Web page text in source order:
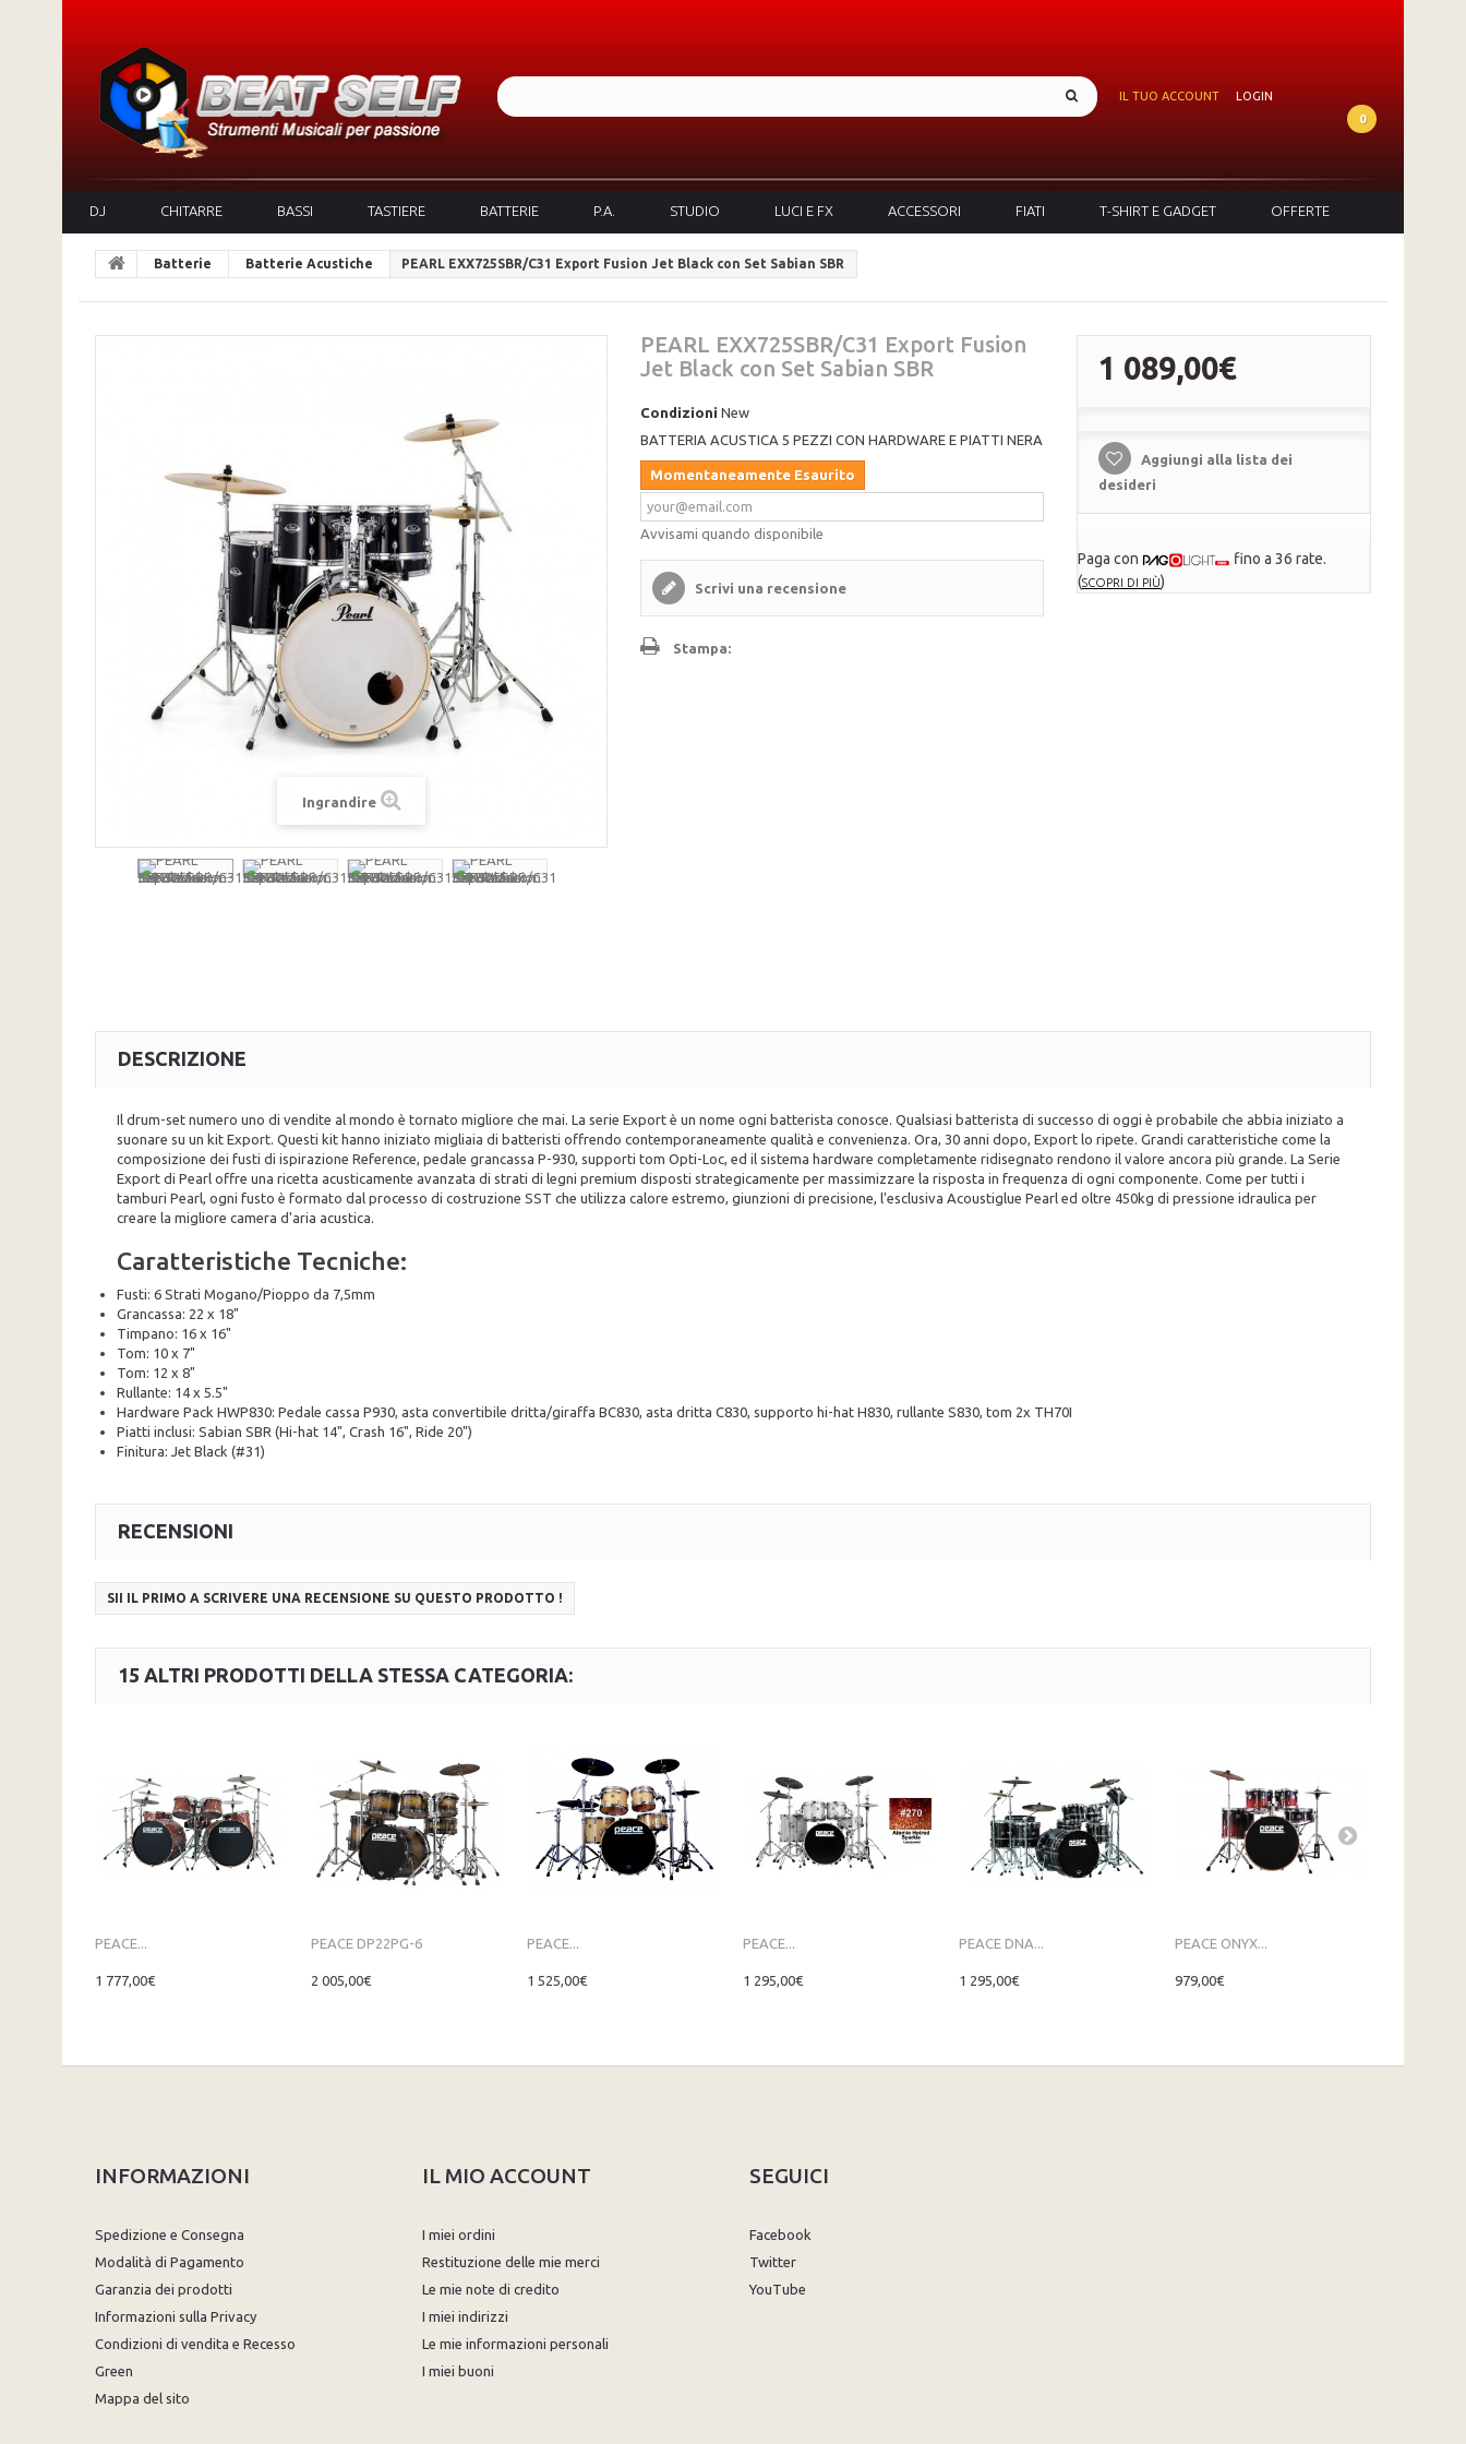
IL TUO ACCOUNT
LOGIN
0
DJ CHITARRE BASSI TASTIERE BATTERIE P.A. STUDIO LUCI E FX ACCESSORI FIATI T-SHIRT E GADGET OFFERTE
Batterie Batterie Acustiche PEARL EXX725SBR/C31 Export Fusion Jet Black con Set Sabian SBR
Ingrandire
PEARL EXX725SBR/C31 Export Fusion
Jet Black con Set Sabian SBR
Condizioni New
BATTERIA ACUSTICA 5 PEZZI CON HARDWARE E PIATTI NERA
Momentaneamente Esaurito
Avvisami quando disponibile
Scrivi una recensione
Stampa:
1 089,00€
Aggiungi alla lista dei
desideri
Paga con
fino a 36 rate.
(SCOPRI DI PIÙ)
DESCRIZIONE
Il drum-set numero uno di vendite al mondo è tornato migliore che mai. La serie Export è un nome ogni batterista conosce. Qualsiasi batterista di successo di oggi è probabile che abbia iniziato a
suonare su un kit Export. Questi kit hanno iniziato migliaia di batteristi offrendo contemporaneamente qualità e convenienza. Ora, 30 anni dopo, Export lo ripete. Grandi caratteristiche come la
composizione dei fusti di ispirazione Reference, pedale grancassa P-930, supporti tom Opti-Loc, ed il sistema hardware completamente ridisegnato rendono il valore ancora più grande. La Serie
Export di Pearl offre una ricetta acusticamente avanzata di strati di legni premium disposti strategicamente per massimizzare la risposta in frequenza di ogni componente. Come per tutti i
tamburi Pearl, ogni fusto è formato dal processo di costruzione SST che utilizza calore estremo, giunzioni di precisione, l'esclusiva Acoustiglue Pearl ed oltre 450kg di pressione idraulica per
creare la migliore camera d'aria acustica.
Caratteristiche Tecniche:
Fusti: 6 Strati Mogano/Pioppo da 7,5mm
Grancassa: 22 x 18"
Timpano: 16 x 16"
Tom: 10 x 7"
Tom: 12 x 8"
Rullante: 14 x 5.5"
Hardware Pack HWP830: Pedale cassa P930, asta convertibile dritta/giraffa BC830, asta dritta C830, supporto hi-hat H830, rullante S830, tom 2x TH70I
Piatti inclusi: Sabian SBR (Hi-hat 14", Crash 16", Ride 20")
Finitura: Jet Black (#31)
RECENSIONI
SII IL PRIMO A SCRIVERE UNA RECENSIONE SU QUESTO PRODOTTO !
15 ALTRI PRODOTTI DELLA STESSA CATEGORIA:
PEACE...
1 777,00€
PEACE DP22PG-6
2 005,00€
PEACE...
1 525,00€
PEACE...
1 295,00€
PEACE DNA...
1 295,00€
PEACE ONYX...
979,00€
INFORMAZIONI
Spedizione e Consegna
Modalità di Pagamento
Garanzia dei prodotti
Informazioni sulla Privacy
Condizioni di vendita e Recesso
Green
Mappa del sito
IL MIO ACCOUNT
I miei ordini
Restituzione delle mie merci
Le mie note di credito
I miei indirizzi
Le mie informazioni personali
I miei buoni
SEGUICI
Facebook
Twitter
YouTube